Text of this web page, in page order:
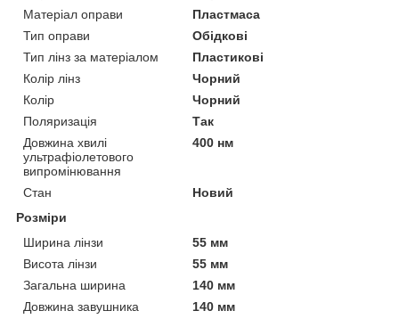
Матеріал оправи
Пластмаса
Тип оправи
Обідкові
Тип лінз за матеріалом
Пластикові
Колір лінз
Чорний
Колір
Чорний
Поляризація
Так
Довжина хвилі
ультрафіолетового
випромінювання
400 нм
Стан
Новий
Розміри
Ширина лінзи
55 мм
Висота лінзи
55 мм
Загальна ширина
140 мм
Довжина завушника
140 мм